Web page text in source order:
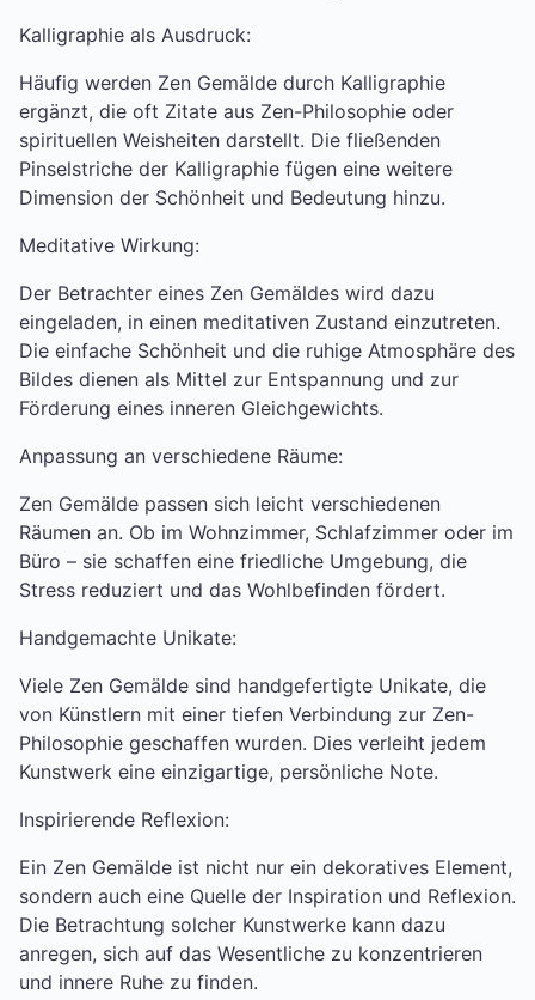
Kalligraphie als Ausdruck:
Häufig werden Zen Gemälde durch Kalligraphie
ergänzt, die oft Zitate aus Zen-Philosophie oder
spirituellen Weisheiten darstellt. Die fließenden
Pinselstriche der Kalligraphie fügen eine weitere
Dimension der Schönheit und Bedeutung hinzu.
Meditative Wirkung:
Der Betrachter eines Zen Gemäldes wird dazu
eingeladen, in einen meditativen Zustand einzutreten.
Die einfache Schönheit und die ruhige Atmosphäre des
Bildes dienen als Mittel zur Entspannung und zur
Förderung eines inneren Gleichgewichts.
Anpassung an verschiedene Räume:
Zen Gemälde passen sich leicht verschiedenen
Räumen an. Ob im Wohnzimmer, Schlafzimmer oder im
Büro – sie schaffen eine friedliche Umgebung, die
Stress reduziert und das Wohlbefinden fördert.
Handgemachte Unikate:
Viele Zen Gemälde sind handgefertigte Unikate, die
von Künstlern mit einer tiefen Verbindung zur Zen-
Philosophie geschaffen wurden. Dies verleiht jedem
Kunstwerk eine einzigartige, persönliche Note.
Inspirierende Reflexion:
Ein Zen Gemälde ist nicht nur ein dekoratives Element,
sondern auch eine Quelle der Inspiration und Reflexion.
Die Betrachtung solcher Kunstwerke kann dazu
anregen, sich auf das Wesentliche zu konzentrieren
und innere Ruhe zu finden.